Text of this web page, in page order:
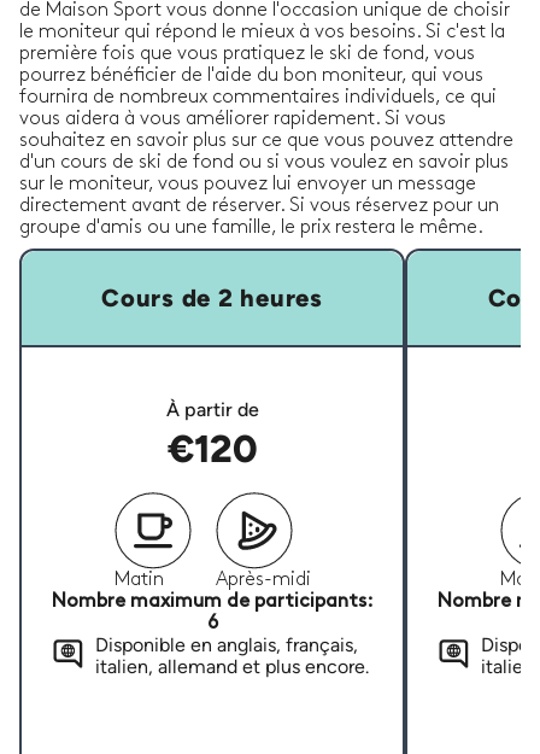
de Maison Sport vous donne l'occasion unique de choisir
le moniteur qui répond le mieux à vos besoins. Si c'est la
première fois que vous pratiquez le ski de fond, vous
pourrez bénéficier de l'aide du bon moniteur, qui vous
fournira de nombreux commentaires individuels, ce qui
vous aidera à vous améliorer rapidement. Si vous
souhaitez en savoir plus sur ce que vous pouvez attendre
d'un cours de ski de fond ou si vous voulez en savoir plus
sur le moniteur, vous pouvez lui envoyer un message
directement avant de réserver. Si vous réservez pour un
groupe d'amis ou une famille, le prix restera le même.
Cours de 2 heures
À partir de
€120
Matin
Après-midi
Nombre maximum de participants:
6
Disponible en anglais, français,
italien, allemand et plus encore.
Nombre